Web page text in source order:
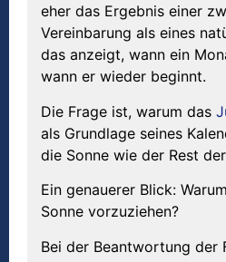
eher das Ergebnis einer
Vereinbarung als eines
das anzeigt, wann ein
wann er wieder beginnt.
Die Frage ist, warum das
als Grundlage seines
die Sonne wie der Rest
Ein genauerer Blick:
Sonne vorzuziehen?
Bei der Beantwortung der